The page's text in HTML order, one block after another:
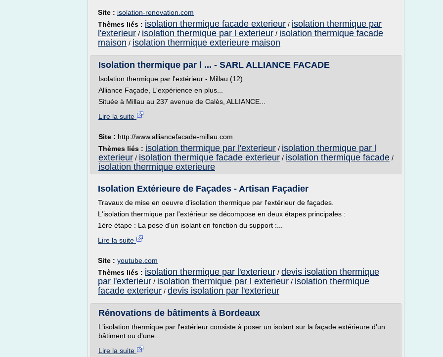
Site : isolation-renovation.com
Thèmes liés : isolation thermique facade exterieur / isolation thermique par
l'exterieur / isolation thermique par l exterieur / isolation thermique facade
maison / isolation thermique exterieure maison
Isolation thermique par l ... - SARL ALLIANCE FACADE
Isolation thermique par l'extérieur - Millau (12)
Alliance Façade, L'expérience en plus...
Située à Millau au 237 avenue de Calès, ALLIANCE...
Lire la suite
Site : http://www.alliancefacade-millau.com
Thèmes liés : isolation thermique par l'exterieur / isolation thermique par l
exterieur / isolation thermique facade exterieur / isolation thermique facade /
isolation thermique exterieure
Isolation Extérieure de Façades - Artisan Façadier
Travaux de mise en oeuvre d'isolation thermique par l'extérieur de façades.
L'isolation thermique par l'extérieur se décompose en deux étapes principales :
1ère étape : La pose d'un isolant en fonction du support :...
Lire la suite
Site : youtube.com
Thèmes liés : isolation thermique par l'exterieur / devis isolation thermique
par l'exterieur / isolation thermique par l exterieur / isolation thermique
facade exterieur / devis isolation par l'exterieur
Rénovations de bâtiments à Bordeaux
L'isolation thermique par l'extérieur consiste à poser un isolant sur la façade extérieure d'un
bâtiment ou d'une...
Lire la suite